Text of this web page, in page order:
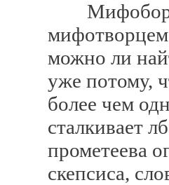
Мифоборец
можно ли
уже потому,
более чем
сталкивает
прометеева
скепсиса,